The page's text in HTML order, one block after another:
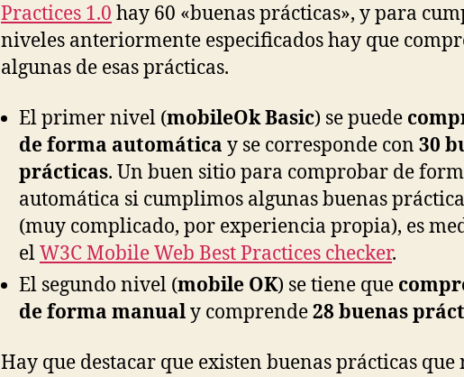
Practices 1.0 hay 60 «buenas prácticas», y para
niveles anteriormente especificados hay que
algunas de esas prácticas.
El primer nivel (mobileOk Basic) se puede
de forma automática y se corresponde con 30
prácticas. Un buen sitio para comprobar de
automática si cumplimos algunas buenas
(muy complicado, por experiencia propia), es
elW3C Mobile Web Best Practices checker.
El segundo nivel (mobile OK) se tiene que
de forma manualy comprende28 buenas
Hay que destacar que existen buenas prácticas que